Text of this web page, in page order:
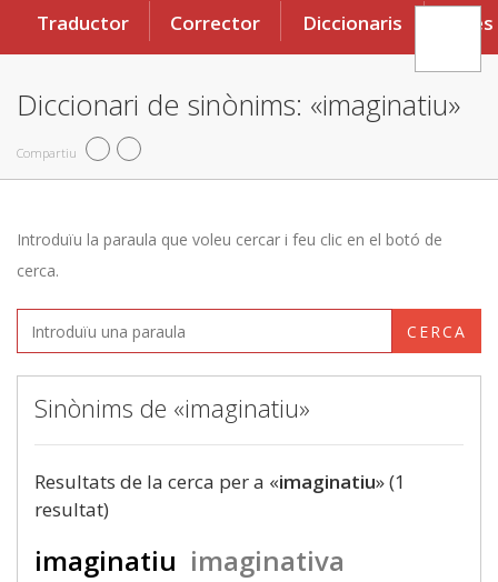
Traductor Corrector Diccionaris Eines
Diccionari de sinònims: «imaginatiu»
Compartiu
Introduïu la paraula que voleu cercar i feu clic en el botó de
cerca.
CERCA
Sinònims de «imaginatiu»
Resultats de la cerca per a «imaginatiu» (1
resultat)
imaginatiu imaginativa